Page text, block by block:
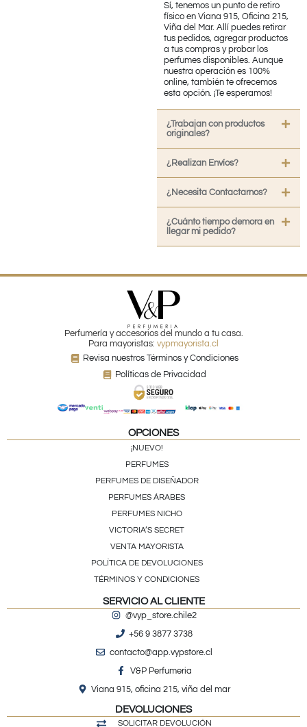
Sí, tenemos un punto de retiro
físico en Viana 915, Oficina 215,
Viña del Mar. Allí puedes retirar
tus pedidos, agregar productos
a tus compras y probar los
perfumes disponibles. Aunque
nuestra operación es 100%
online, también te ofrecemos
esta opción. ¡Te esperamos!
¿Trabajan con productos
originales?
¿Realizan Envíos?
¿Necesita Contactarnos?
¿Cuánto tiempo demora en
llegar mi pedido?
Perfumería y accesorios del mundo a tu casa.
Para mayoristas: vypmayorista.cl
Revisa nuestros Términos y Condiciones
Políticas de Privacidad
OPCIONES
¡NUEVO!
PERFUMES
PERFUMES DE DISEÑADOR
PERFUMES ÁRABES
PERFUMES NICHO
VICTORIA’S SECRET
VENTA MAYORISTA
POLÍTICA DE DEVOLUCIONES
TÉRMINOS Y CONDICIONES
SERVICIO AL CLIENTE
@vyp_store.chile2
+56 9 3877 3738
contacto@app.vypstore.cl
V&P Perfumeria
Viana 915, oficina 215, viña del mar
DEVOLUCIONES
SOLICITAR DEVOLUCIÓN